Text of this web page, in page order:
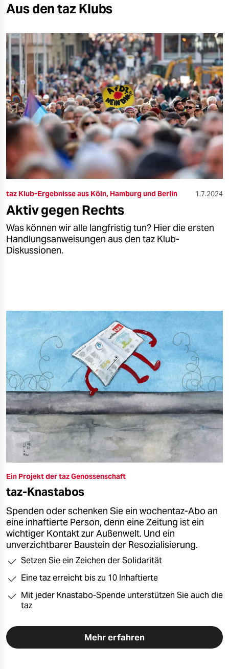
Aus den taz Klubs
taz Klub-Ergebnisse aus Köln, Hamburg und Berlin 1.7.2024
Aktiv gegen Rechts
Was können wir alle langfristig tun? Hier die ersten
Handlungsanweisungen aus den taz Klub-
Diskussionen.
Ein Projekt der taz Genossenschaft
taz-Knastabos
Spenden oder schenken Sie ein wochentaz-Abo an
eine inhaftierte Person, denn eine Zeitung ist ein
wichtiger Kontakt zur Außenwelt. Und ein
unverzichtbarer Baustein der Resozialisierung.
Setzen Sie ein Zeichen der Solidarität
Eine taz erreicht bis zu 10 Inhaftierte
Mit jeder Knastabo-Spende unterstützen Sie auch die
taz
Mehr erfahren